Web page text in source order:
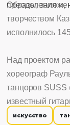
преодоления и,
Образы,
творчеством
исполнилось
Над проектом
хореограф
танцоров SUSS
известный
искусство